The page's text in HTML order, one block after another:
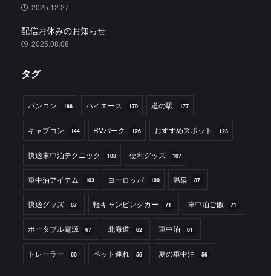
2025.12.27
配信お休みのお知らせ
2025.08.08
タグ
バンコン 186 ハイエース 179 道の駅 177
キャブコン 144 RVパーク 126 おすすめスポット 123
快適車中泊テクニック 108 便利グッズ 107
車中泊アイテム 103 ヨーロッパ 100 温泉 87
快適グッズ 87 軽キャンピングカー 71 車中泊ご飯 71
ポータブル電源 67 北海道 62 車中泊 61
トレーラー 60 ペット連れ 56 夏の車中泊 56